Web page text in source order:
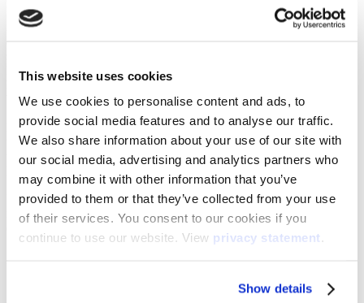
This website uses cookies
We use cookies to personalise content and ads, to
provide social media features and to analyse our traffic.
We also share information about your use of our site with
our social media, advertising and analytics partners who
may combine it with other information that you’ve
provided to them or that they’ve collected from your use
of their services. You consent to our cookies if you
continue to use our website. View privacy statement.
Show details
Die Vielseitigkeit eines Smartboards ermöglicht es Unternehmen,
ihre Zeit und Ressourcen auf effektive Weise zu nutzen, wie es mit
können und mehr Zeit haben, sich auf das Wesentliche zu
konzentrieren: mit Mitarbeitern zu interagieren und ihnen die
Werkzeuge an die Hand zu geben, die diese zum Erfolg führen.
Für viele Unternehmen ist ein Smartboard viel einfacher zu lagern
und zu transportieren als sperrigere Schulungsgeräte, vor allem,
wenn sie es von Standort zu Standort mitnehmen müssen, um
Unternehmen, die bereits auf Smartboards umgestiegen sind, sind
mit ihrer Entscheidung zufrieden, weil sie sehen, wie viel effektiver
dies ist, als weiterhin auf altmodische Materialien zurückzugreifen.
Interaktive Smartboards eignen sich hervorragend für die